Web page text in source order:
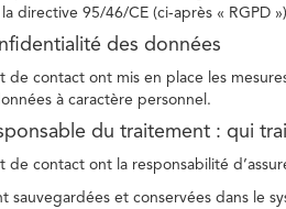
directive 95/46/CE (ci-après « RGPD
des données
de contact ont mis en place les
à caractère personnel.
du traitement : qui
de contact ont la responsabilité
sauvegardées et conservées dans le